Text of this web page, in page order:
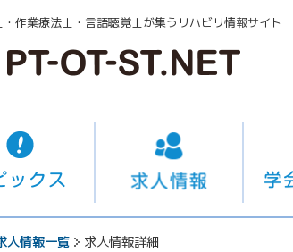
作業療法士・言語聴覚士が集うリハビリ情報サイト
人情報一覧 求人情報詳細